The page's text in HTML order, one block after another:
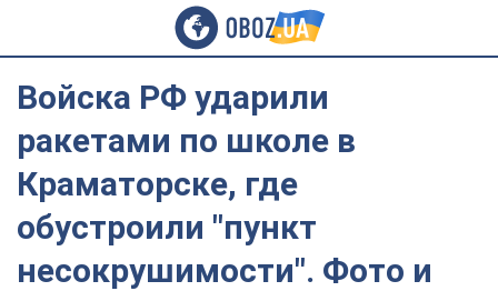
Войска РФ ударили
ракетами по школе в
Краматорске, где
обустроили "пункт
несокрушимости". Фото и